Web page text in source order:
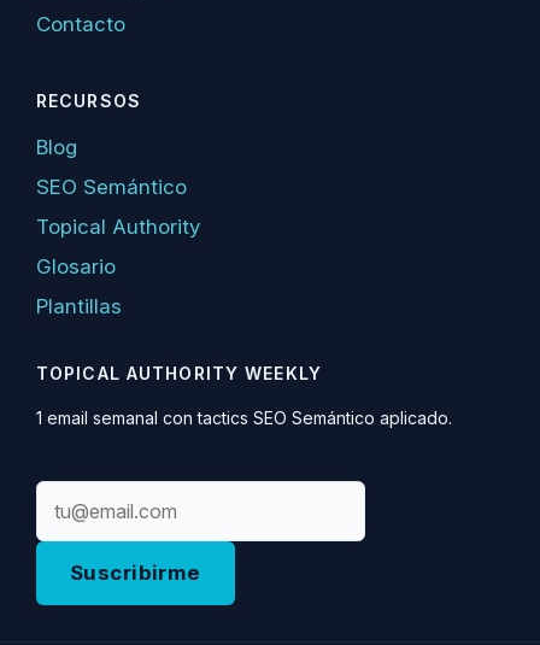
Contacto
RECURSOS
Blog
SEO Semántico
Topical Authority
Glosario
Plantillas
TOPICAL AUTHORITY WEEKLY
1 email semanal con tactics SEO Semántico aplicado.
Suscribirme